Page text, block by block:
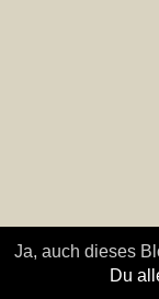
Ja, auch dieses
Du